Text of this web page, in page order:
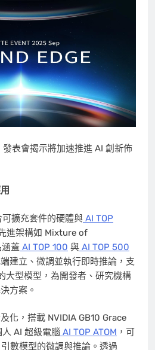
發表會揭示將加速推進 AI 創新佈
擴充套件的硬體與 AI TOP
進架構如 Mixture of
蓋 AI TOP 100 與 AI TOP 500
建立、微調並執行即時推論，支
大型模型，為開發者、研究機構
方案。
化，搭載 NVIDIA GB10 Grace
AI 超級電腦 AI TOP ATOM ，可
數模型的微調與推論。透過